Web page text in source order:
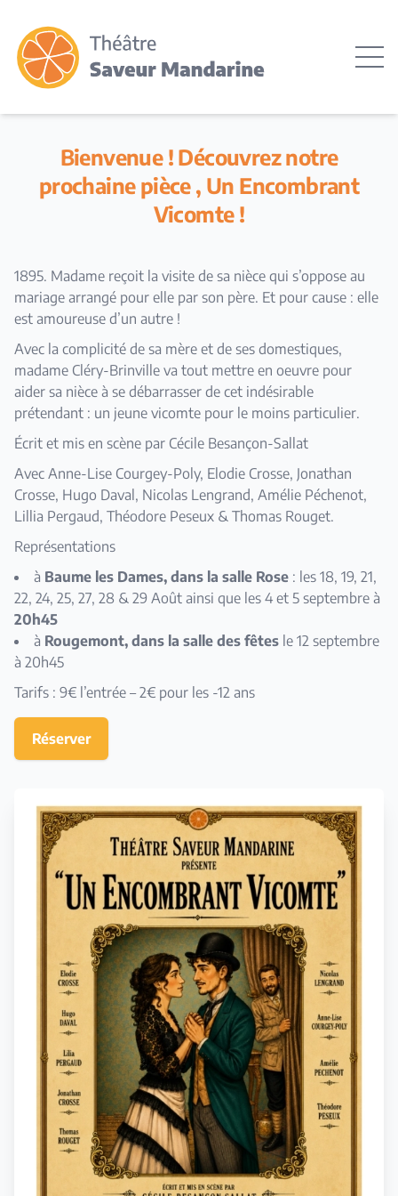
Bienvenue ! Découvrez notre
prochaine pièce , Un Encombrant
Vicomte !
1895. Madame reçoit la visite de sa nièce qui s’oppose au
mariage arrangé pour elle par son père. Et pour cause : elle
est amoureuse d’un autre !
Avec la complicité de sa mère et de ses domestiques,
madame Cléry-Brinville va tout mettre en oeuvre pour
aider sa nièce à se débarrasser de cet indésirable
prétendant : un jeune vicomte pour le moins particulier.
Écrit et mis en scène par Cécile Besançon-Sallat
Avec Anne-Lise Courgey-Poly, Elodie Crosse, Jonathan
Crosse, Hugo Daval, Nicolas Lengrand, Amélie Péchenot,
Lillia Pergaud, Théodore Peseux & Thomas Rouget.
Représentations
à Baume les Dames, dans la salle Rose : les 18, 19, 21,
22, 24, 25, 27, 28 & 29 Août ainsi que les 4 et 5 septembre à
20h45
à Rougemont, dans la salle des fêtes le 12 septembre
à 20h45
Tarifs : 9€ l’entrée – 2€ pour les -12 ans
Réserver